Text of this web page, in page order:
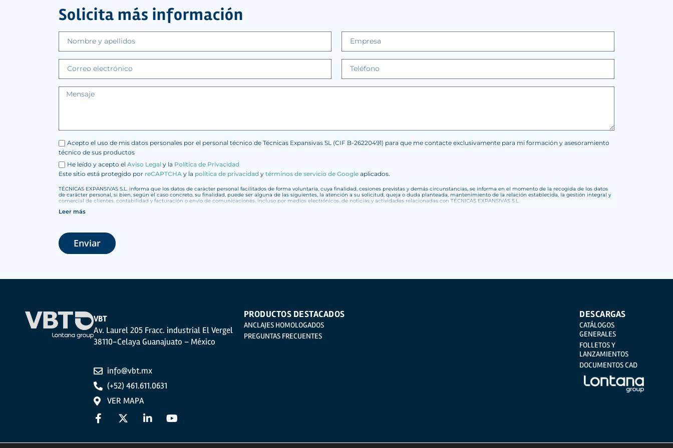
Solicita más información
Acepto el uso de mis datos personales por el personal técnico de Técnicas Expansivas SL (CIF B-26220491) para que me contacte exclusivamente para mi formación y asesoramiento
técnico de sus productos
He leído y acepto el Aviso Legal y la Política de Privacidad
Este sitio está protegido por reCAPTCHA y la política de privacidad y términos de servicio de Google aplicados.
TÉCNICAS EXPANSIVAS S.L. informa que los datos de carácter personal facilitados de forma voluntaria, cuya finalidad, cesiones previstas y demás circunstancias, se informa en el momento de la recogida de los datos
de carácter personal, si bien, según el caso concreto, su finalidad, puede ser alguna de las siguientes, la atención a su solicitud, queja o duda planteada, mantenimiento de la relación establecida, la gestión integral y
comercial de clientes, contabilidad y facturación o envío de comunicaciones, incluso por medios electrónicos, de noticias y actividades relacionadas con TÉCNICAS EXPANSIVAS S.L.
Los datos incorporados a nuestros ficheros son absolutamente confidenciales y serán tratados con la máxima confidencialidad y cumpliendo todos los requisitos que obliga el Reglamento General de Protección de
Se recomienda no enviar datos personales de nivel alto, según la legislación de protección de datos, como pueden ser los relativos a salud, pues los mismos no viajan cifrados o encriptados. De modo que si VD, los
envía será de su exclusiva responsabilidad.
El usuario podrá ejercer en cualquier momento sus derechos para acceder, rectificar, oponerse, cancelarlos, limitar su tratamiento o solicitar su portabilidad con arreglo a lo previsto en el Reglamento General de
Leer más
Enviar
VBT
Av. Laurel 205 Fracc. industrial El Vergel
38110-Celaya Guanajuato – México
info@vbt.mx
(+52) 461.611.0631
VER MAPA
PRODUCTOS DESTACADOS
ANCLAJES HOMOLOGADOS
PREGUNTAS FRECUENTES
DESCARGAS
CATÁLOGOS
GENERALES
FOLLETOS Y
LANZAMIENTOS
DOCUMENTOS CAD